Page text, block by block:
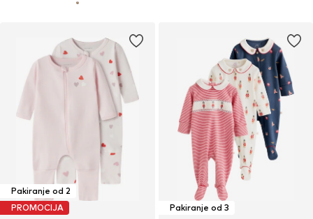
Pakiranje od 2
PROMOCIJA
Pakiranje od 3